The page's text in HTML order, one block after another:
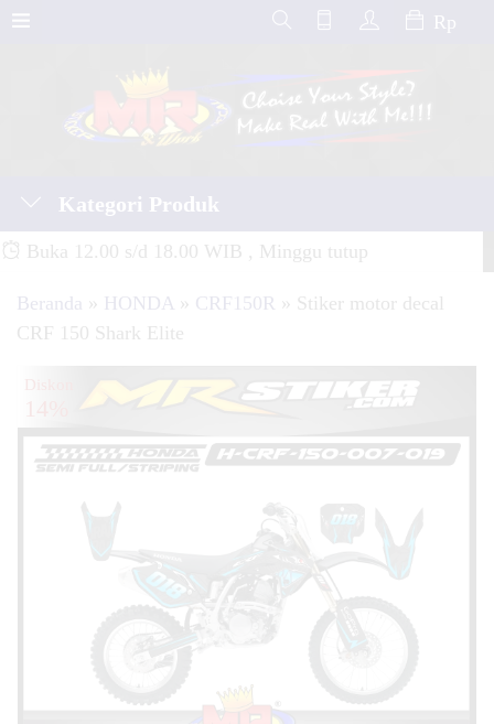
Rp
Kategori Produk
Buka 12.00 s/d 18.00 WIB , Minggu tutup
Beranda » HONDA » CRF150R » Stiker motor decal
CRF 150 Shark Elite